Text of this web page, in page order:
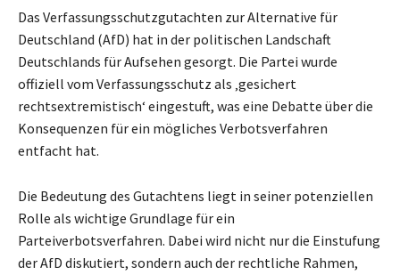
Das Verfassungsschutzgutachten zur Alternative für
Deutschland (AfD) hat in der politischen Landschaft
Deutschlands für Aufsehen gesorgt. Die Partei wurde
offiziell vom Verfassungsschutz als ‚gesichert
rechtsextremistisch‘ eingestuft, was eine Debatte über die
Konsequenzen für ein mögliches Verbotsverfahren
entfacht hat.
Die Bedeutung des Gutachtens liegt in seiner potenziellen
Rolle als wichtige Grundlage für ein
Parteiverbotsverfahren. Dabei wird nicht nur die Einstufung
der AfD diskutiert, sondern auch der rechtliche Rahmen,